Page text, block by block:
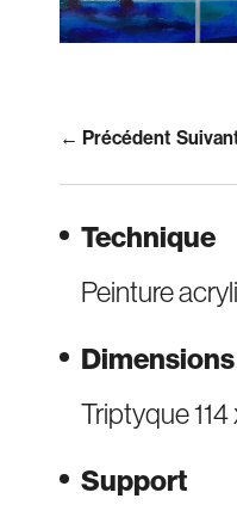
Technique
Peinture
Dimensions
Triptyque
Support
← Précédent